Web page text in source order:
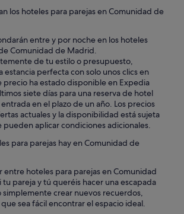
Griñón
en Garganta de los Montes
en Madrid
en Valdemoro
en Navacerrada
en Madrid
Majadahonda
de los Reyes
en Buitrago del Lozoya
hoteles
los hoteles para parejas en Comunidad de
entre y por noche en los hoteles
Comunidad de Madrid.
de tu estilo o presupuesto,
estancia perfecta con solo unos clics en
precio ha estado disponible en Expedia
siete días para una reserva de hotel
en el plazo de un año. Los precios
actuales y la disponibilidad está sujeta
pueden aplicar condiciones adicionales.
para parejas hay en Comunidad de
entre hoteles para parejas en Comunidad
pareja y tú queréis hacer una escapada
simplemente crear nuevos recuerdos,
sea fácil encontrar el espacio ideal.